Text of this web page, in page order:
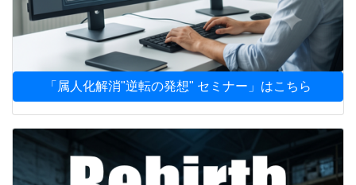
「属人化解消"逆転の発想" セミナー」はこちら